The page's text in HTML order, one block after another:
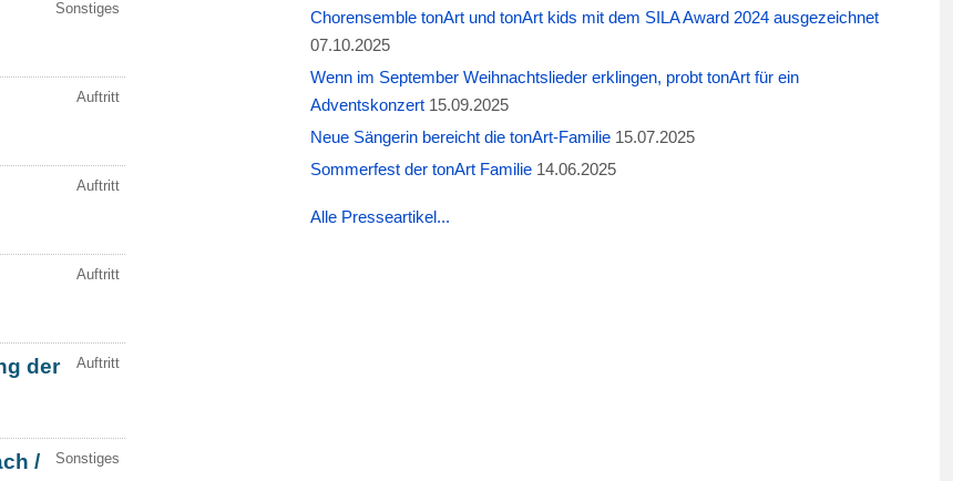
Chorensemble tonArt und tonArt kids mit dem SILA Award 2024 ausgezeichnet
07.10.2025
Wenn im September Weihnachtslieder erklingen, probt tonArt für ein
Adventskonzert 15.09.2025
Neue Sängerin bereicht die tonArt-Familie 15.07.2025
Sommerfest der tonArt Familie 14.06.2025
Alle Presseartikel...